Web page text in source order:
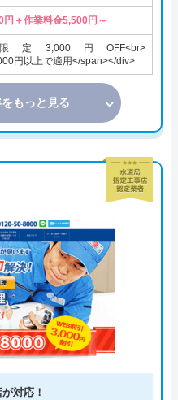
円＋作業料金5,500円～
限定3,000円OFF<br>
円以上で適用</span></div>
もっと見る
対応！